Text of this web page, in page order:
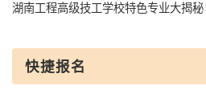
湖南工程高级技工学校特色专业大揭
快捷报名